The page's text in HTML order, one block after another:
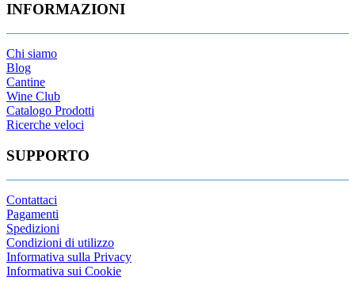
INFORMAZIONI
Chi siamo
Blog
Cantine
Wine Club
Catalogo Prodotti
Ricerche veloci
SUPPORTO
Contattaci
Pagamenti
Spedizioni
Condizioni di utilizzo
Informativa sulla Privacy
Informativa sui Cookie